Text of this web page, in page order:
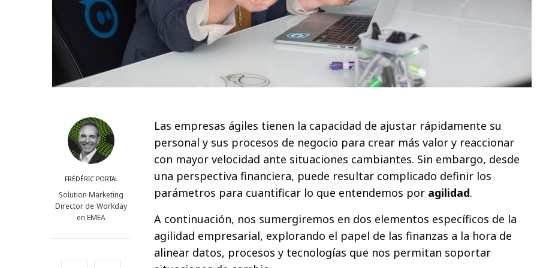
FRÉDÉRIC PORTAL
Solution Marketing
Director de Workday
en EMEA
Las empresas ágiles tienen la capacidad de ajustar rápidamente su
personal y sus procesos de negocio para crear más valor y reaccionar
con mayor velocidad ante situaciones cambiantes. Sin embargo, desde
una perspectiva financiera, puede resultar complicado definir los
parámetros para cuantificar lo que entendemos por agilidad.
A continuación, nos sumergiremos en dos elementos específicos de la
agilidad empresarial, explorando el papel de las finanzas a la hora de
alinear datos, procesos y tecnologías que nos permitan soportar